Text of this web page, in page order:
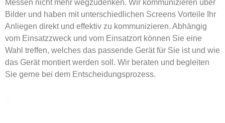
Messen nicht mehr wegzudenken. Wir kommunizieren über
Bilder und haben mit unterschiedlichen Screens Vorteile Ihr
Anliegen direkt und effektiv zu kommunizieren. Abhängig
vom Einsatzzweck und vom Einsatzort können Sie eine
Wahl treffen, welches das passende Gerät für Sie ist und wie
das Gerät montiert werden soll. Wir beraten und begleiten
Sie gerne bei dem Entscheidungsprozess.